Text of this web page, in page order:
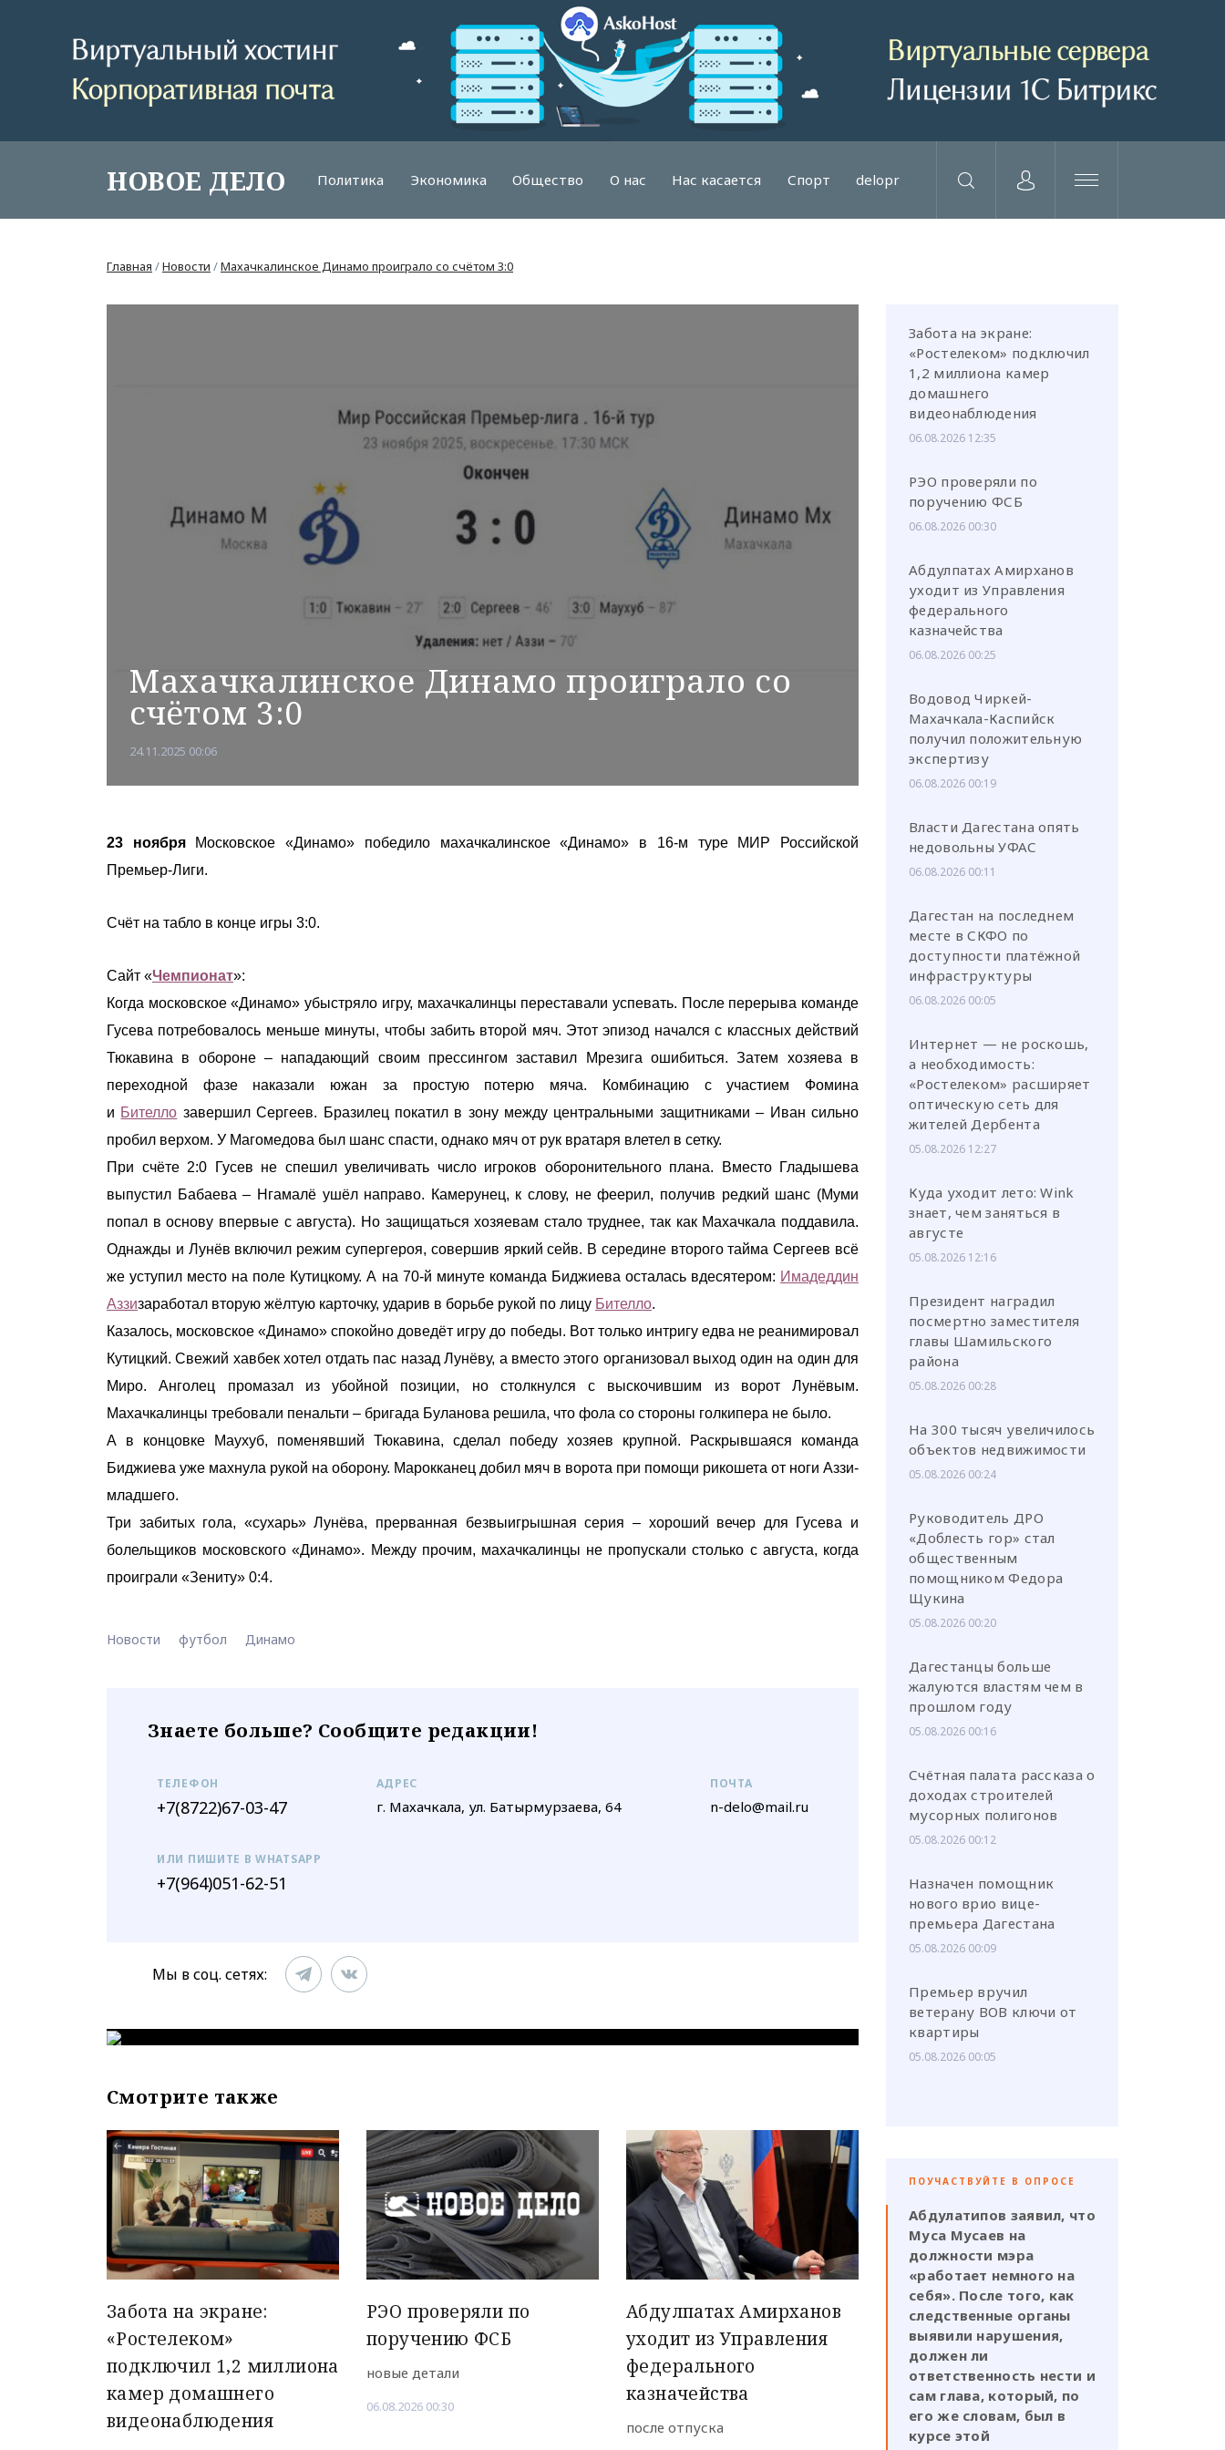
НОВОЕ ДЕЛО Политика Экономика Общество О нас Нас касается Спорт delopr
или через соц. сети
Главная /Новости /Махачкалинское Динамо проиграло со счётом 3:0
Махачкалинское Динамо проиграло со
счётом 3:0
24.11.2025 00:06
23 ноябряМосковское «Динамо» победило махачкалинское «Динамо» в 16-м туре МИР Российской
Премьер-Лиги.
Счёт на табло в конце игры 3:0.
Сайт «Чемпионат»:
Когда московское «Динамо» убыстряло игру, махачкалинцы переставали успевать. После перерыва команде
Гусева потребовалось меньше минуты, чтобы забить второй мяч. Этот эпизод начался с классных действий
Тюкавина в обороне – нападающий своим прессингом заставил Мрезига ошибиться. Затем хозяева в
переходной фазе наказали южан за простую потерю мяча. Комбинацию с участием Фомина
и Бителло завершил Сергеев. Бразилец покатил в зону между центральными защитниками – Иван сильно
пробил верхом. У Магомедова был шанс спасти, однако мяч от рук вратаря влетел в сетку.
При счёте 2:0 Гусев не спешил увеличивать число игроков оборонительного плана. Вместо Гладышева
выпустил Бабаева – Нгамалё ушёл направо. Камерунец, к слову, не феерил, получив редкий шанс (Муми
попал в основу впервые с августа). Но защищаться хозяевам стало труднее, так как Махачкала поддавила.
Однажды и Лунёв включил режим супергероя, совершив яркий сейв. В середине второго тайма Сергеев всё
же уступил место на поле Кутицкому. А на 70-й минуте команда Биджиева осталась вдесятером: Имадеддин
Аззизаработал вторую жёлтую карточку, ударив в борьбе рукой по лицу Бителло.
Казалось, московское «Динамо» спокойно доведёт игру до победы. Вот только интригу едва не реанимировал
Кутицкий. Свежий хавбек хотел отдать пас назад Лунёву, а вместо этого организовал выход один на один для
Миро. Анголец промазал из убойной позиции, но столкнулся с выскочившим из ворот Лунёвым.
Махачкалинцы требовали пенальти – бригада Буланова решила, что фола со стороны голкипера не было.
А в концовке Маухуб, поменявший Тюкавина, сделал победу хозяев крупной. Раскрывшаяся команда
Биджиева уже махнула рукой на оборону. Марокканец добил мяч в ворота при помощи рикошета от ноги Аззи-
младшего.
Три забитых гола, «сухарь» Лунёва, прерванная безвыигрышная серия – хороший вечер для Гусева и
болельщиков московского «Динамо». Между прочим, махачкалинцы не пропускали столько с августа, когда
проиграли «Зениту» 0:4.
Новости футбол Динамо
Знаете больше? Сообщите редакции!
ТЕЛЕФОН
+7(8722)67-03-47
АДРЕС
г. Махачкала, ул. Батырмурзаева, 64
ПОЧТА
n-delo@mail.ru
ИЛИ ПИШИТЕ В WHATSAPP
+7(964)051-62-51
Мы в соц. сетях:
Смотрите также
Забота на экране:
«Ростелеком»
подключил 1,2 миллиона
камер домашнего
видеонаблюдения
РЭО проверяли по
поручению ФСБ
новые детали
06.08.2026 00:30
Абдулпатах Амирханов
уходит из Управления
федерального
казначейства
после отпуска
Забота на экране:
«Ростелеком» подключил
1,2 миллиона камер
домашнего
видеонаблюдения
06.08.2026 12:35
РЭО проверяли по
поручению ФСБ
06.08.2026 00:30
Абдулпатах Амирханов
уходит из Управления
федерального
казначейства
06.08.2026 00:25
Водовод Чиркей-
Махачкала-Каспийск
получил положительную
экспертизу
06.08.2026 00:19
Власти Дагестана опять
недовольны УФАС
06.08.2026 00:11
Дагестан на последнем
месте в СКФО по
доступности платёжной
инфраструктуры
06.08.2026 00:05
Интернет — не роскошь,
а необходимость:
«Ростелеком» расширяет
оптическую сеть для
жителей Дербента
05.08.2026 12:27
Куда уходит лето: Wink
знает, чем заняться в
августе
05.08.2026 12:16
Президент наградил
посмертно заместителя
главы Шамильского
района
05.08.2026 00:28
На 300 тысяч увеличилось
объектов недвижимости
05.08.2026 00:24
Руководитель ДРО
«Доблесть гор» стал
общественным
помощником Федора
Щукина
05.08.2026 00:20
Дагестанцы больше
жалуются властям чем в
прошлом году
05.08.2026 00:16
Счётная палата рассказа о
доходах строителей
мусорных полигонов
05.08.2026 00:12
Назначен помощник
нового врио вице-
премьера Дагестана
05.08.2026 00:09
Премьер вручил
ветерану ВОВ ключи от
квартиры
05.08.2026 00:05
ПОУЧАСТВУЙТЕ В ОПРОСЕ
Абдулатипов заявил, что
Муса Мусаев на
должности мэра
«работает немного на
себя». После того, как
следственные органы
выявили нарушения,
должен ли
ответственность нести и
сам глава, который, по
его же словам, был в
курсе этой